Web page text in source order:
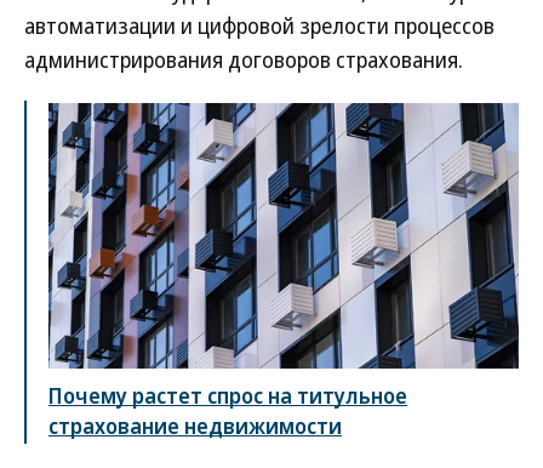
автоматизации и цифровой зрелости процессов
администрирования договоров страхования.
Почему растет спрос на титульное
страхование недвижимости